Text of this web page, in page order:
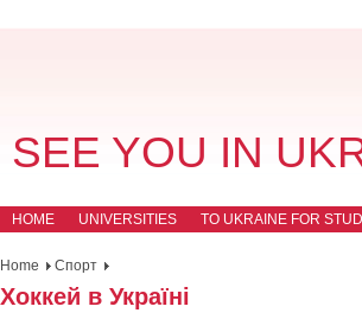
SEE YOU IN
HOME UNIVERSITIES TO UKRAINE FOR
Home Спорт
Хоккей в Україні